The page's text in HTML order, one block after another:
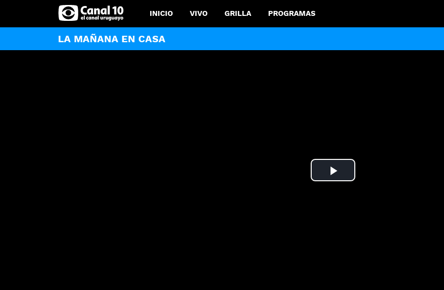
INICIO VIVO GRILLA PROGRAMAS
LA MAÑANA EN CASA
Play